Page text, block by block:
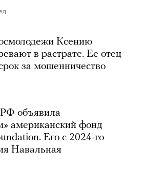
Ксению
в растрате. Ее отец
за мошенничество
РФ объявила
американский фонд
Его с 2024-го
Навальная